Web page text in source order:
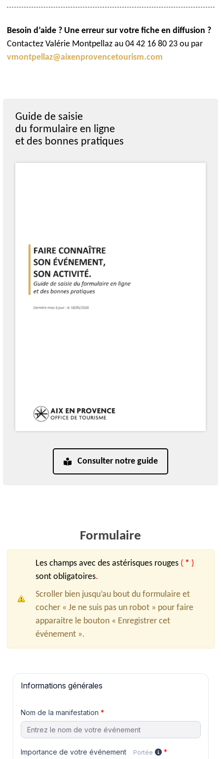
Besoin d’aide ? Une erreur sur votre fiche en diffusion ?
Contactez Valérie Montpellaz au 04 42 16 80 23 ou par
vmontpellaz@aixenprovencetourism.com
Guide de saisie
du formulaire en ligne
et des bonnes pratiques
Consulter notre guide
Formulaire
Les champs avec des astérisques rouges ( * )
sont obligatoires.
Scroller bien jusqu’au bout du formulaire et
cocher « Je ne suis pas un robot » pour faire
apparaitre le bouton « Enregistrer cet
événement ».